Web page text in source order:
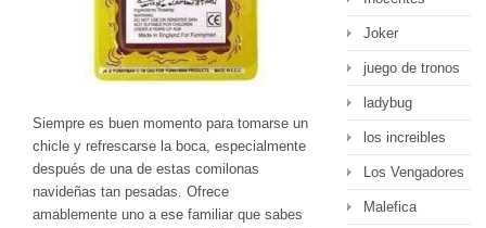
Siempre es buen momento para tomarse un
chicle y refrescarse la boca, especialmente
después de una de estas comilonas
navideñas tan pesadas. Ofrece
amablemente uno a ese familiar que sabes
Joker
juego de tronos
ladybug
los increibles
Los Vengadores
Malefica